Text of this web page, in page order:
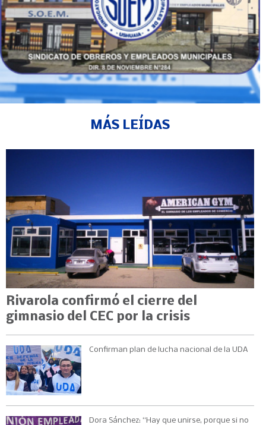
MÁS LEÍDAS
Rivarola confirmó el cierre del
gimnasio del CEC por la crisis
Confirman plan de lucha nacional de la UDA
Dora Sánchez: “Hay que unirse, porque si no